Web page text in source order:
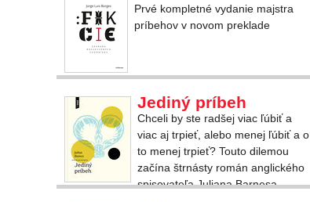
Prvé kompletné vydanie majstra
príbehov v novom preklade
Jediný príbeh
Chceli by ste radšej viac ľúbiť a
viac aj trpieť, alebo menej ľúbiť a o
to menej trpieť? Touto dilemou
začína štrnásty román anglického
spisovateľa Juliana Barnesa,